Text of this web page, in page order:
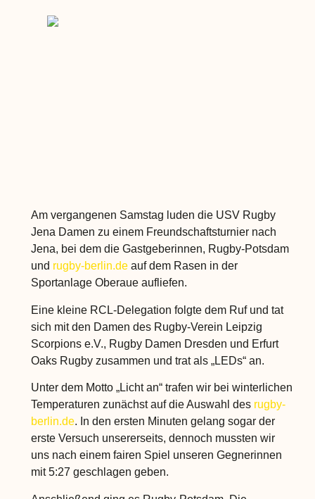
Am vergangenen Samstag luden die USV Rugby
Jena Damen zu einem Freundschaftsturnier nach
Jena, bei dem die Gastgeberinnen, Rugby-Potsdam
und rugby-berlin.deauf dem Rasen in der
Sportanlage Oberaue aufliefen.
Eine kleine RCL-Delegation folgte dem Ruf und tat
sich mit den Damen des Rugby-Verein Leipzig
Scorpions e.V., Rugby Damen Dresden und Erfurt
Oaks Rugby zusammen und trat als „LEDs“ an.
Unter dem Motto „Licht an“ trafen wir bei winterlichen
Temperaturen zunächst auf die Auswahl des rugby-
berlin.de. In den ersten Minuten gelang sogar der
erste Versuch unsererseits, dennoch mussten wir
uns nach einem fairen Spiel unseren Gegnerinnen
mit 5:27 geschlagen geben.